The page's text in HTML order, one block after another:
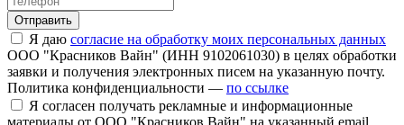
Отправить
Я даю согласие на обработку моих персональных данных
ООО "Красников Вайн" (ИНН 9102061030) в целях обработки
заявки и получения электронных писем на указанную почту.
Политика конфиденциальности — по ссылке
Я согласен получать рекламные и информационные
материалы от ООО "Красников Вайн" на указанный email.